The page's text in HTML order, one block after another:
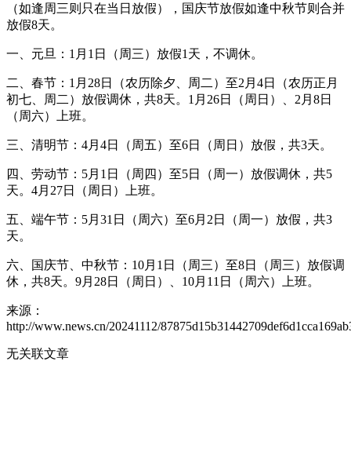
（如逢周三则只在当日放假），国庆节放假如逢中秋节则合并
放假8天。
一、元旦：1月1日（周三）放假1天，不调休。
二、春节：1月28日（农历除夕、周二）至2月4日（农历正月
初七、周二）放假调休，共8天。1月26日（周日）、2月8日
（周六）上班。
三、清明节：4月4日（周五）至6日（周日）放假，共3天。
四、劳动节：5月1日（周四）至5日（周一）放假调休，共5
天。4月27日（周日）上班。
五、端午节：5月31日（周六）至6月2日（周一）放假，共3
天。
六、国庆节、中秋节：10月1日（周三）至8日（周三）放假调
休，共8天。9月28日（周日）、10月11日（周六）上班。
来源：
http://www.news.cn/20241112/
无关联文章